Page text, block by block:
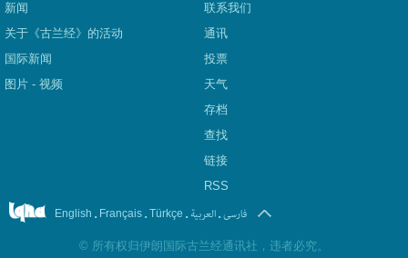
新闻
关于《古兰经》的活动
国际新闻
图片 - 视频
联系我们
通讯
投票
天气
存档
查找
链接
RSS
English . Français .Türkçe .العربیة.فارسی
© 所有权归伊朗国际古兰经通讯社，违者必究。